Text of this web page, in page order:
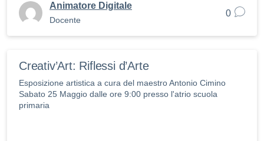
Animatore Digitale
Docente
0
Creativ’Art: Riflessi d’Arte
Esposizione artistica a cura del maestro Antonio Cimino
Sabato 25 Maggio dalle ore 9:00 presso l'atrio scuola
primaria